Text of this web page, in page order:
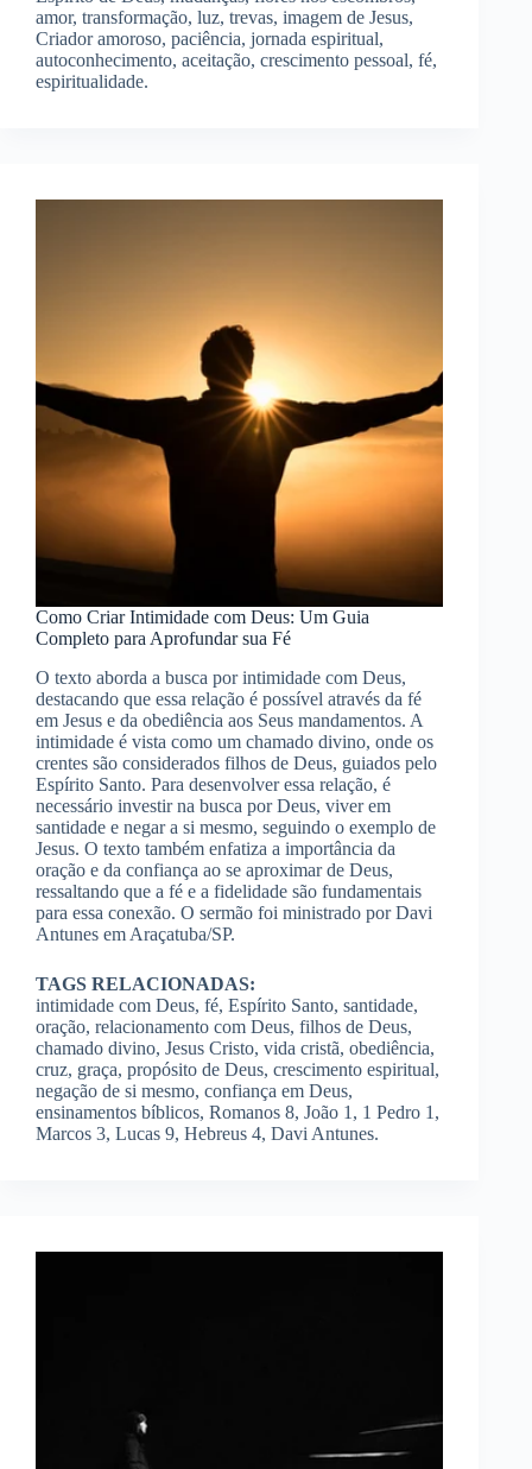
amor, transformação, luz, trevas, imagem de Jesus,
Criador amoroso, paciência, jornada espiritual,
autoconhecimento, aceitação, crescimento pessoal, fé,
espiritualidade.
Como Criar Intimidade com Deus: Um Guia
Completo para Aprofundar sua Fé
O texto aborda a busca por intimidade com Deus,
destacando que essa relação é possível através da fé
em Jesus e da obediência aos Seus mandamentos. A
intimidade é vista como um chamado divino, onde os
crentes são considerados filhos de Deus, guiados pelo
Espírito Santo. Para desenvolver essa relação, é
necessário investir na busca por Deus, viver em
santidade e negar a si mesmo, seguindo o exemplo de
Jesus. O texto também enfatiza a importância da
oração e da confiança ao se aproximar de Deus,
ressaltando que a fé e a fidelidade são fundamentais
para essa conexão. O sermão foi ministrado por Davi
Antunes em Araçatuba/SP.
TAGS RELACIONADAS:
intimidade com Deus, fé, Espírito Santo, santidade,
oração, relacionamento com Deus, filhos de Deus,
chamado divino, Jesus Cristo, vida cristã, obediência,
cruz, graça, propósito de Deus, crescimento espiritual,
negação de si mesmo, confiança em Deus,
ensinamentos bíblicos, Romanos 8, João 1, 1 Pedro 1,
Marcos 3, Lucas 9, Hebreus 4, Davi Antunes.